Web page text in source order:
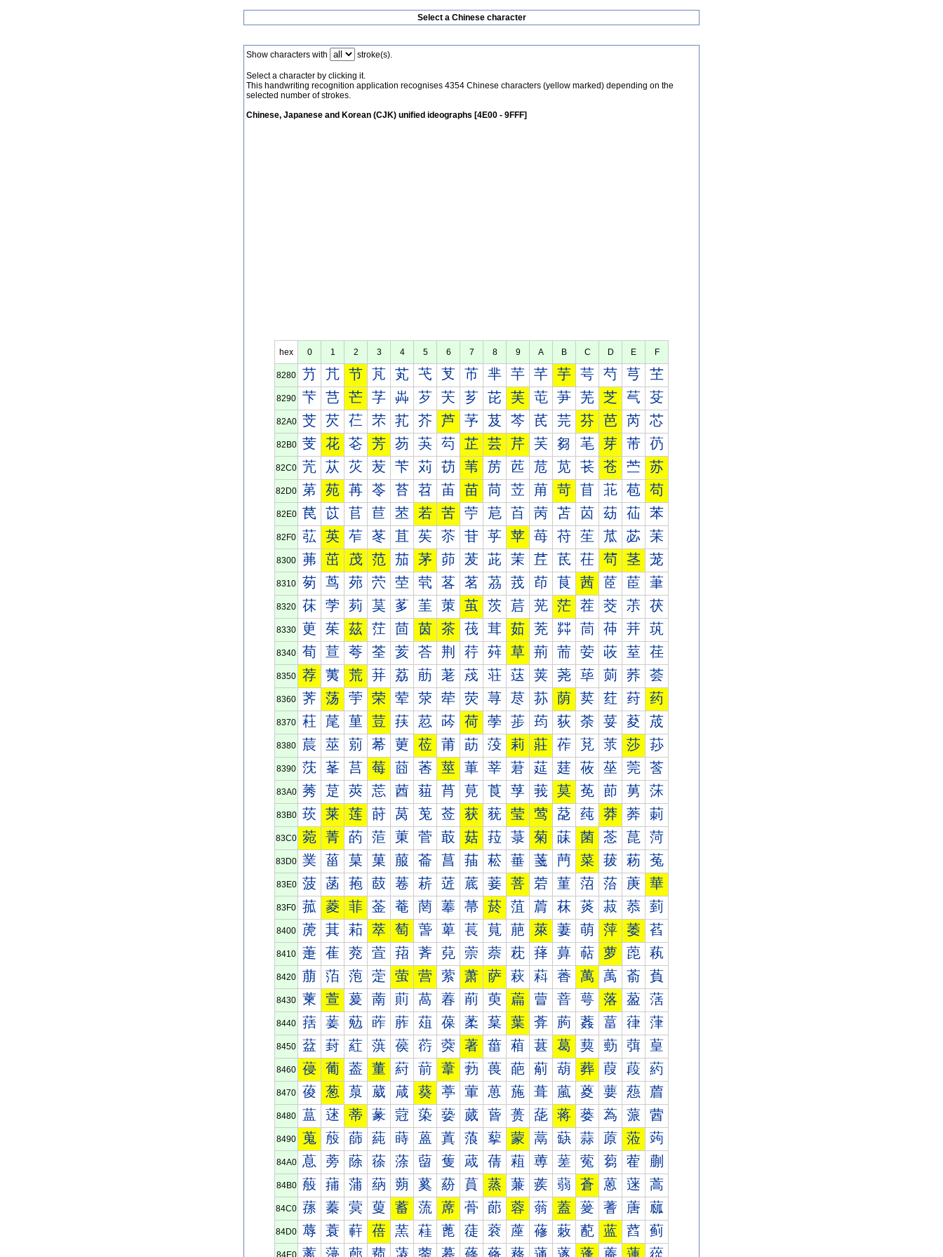
Select a Chinese character
Show characters with stroke(s).
Select a character by clicking it.
This handwriting recognition application recognises 4354 Chinese characters (yellow marked) depending on the
selected number of strokes.
Chinese, Japanese and Korean (CJK) unified ideographs [4E00 - 9FFF]
hex 0 1 2 3 4 5 6 7 8 9 A B C D E F
8280 芀 芁 节 芃 芄 芅 芆 芇 芈 芉 芊 芋 芌 芍 芎 芏
8290 芐 芑 芒 芓 芔 芕 芖 芗 芘 芙 芚 芛 芜 芝 芞 芟
82A0 芠 芡 芢 芣 芤 芥 芦 芧 芨 芩 芪 芫 芬 芭 芮 芯
82B0 芰 花 芲 芳 芴 芵 芶 芷 芸 芹 芺 芻 芼 芽 芾 芿
82C0 苀 苁 苂 苃 苄 苅 苆 苇 苈 苉 苊 苋 苌 苍 苎 苏
82D0 苐 苑 苒 苓 苔 苕 苖 苗 苘 苙 苚 苛 苜 苝 苞 苟
82E0 苠 苡 苢 苣 苤 若 苦 苧 苨 苩 苪 苫 苬 苭 苮 苯
82F0 苰 英 苲 苳 苴 苵 苶 苷 苸 苹 苺 苻 苼 苽 苾 苿
8300 茀 茁 茂 范 茄 茅 茆 茇 茈 茉 茊 茋 茌 茍 茎 茏
8310 茐 茑 茒 茓 茔 茕 茖 茗 茘 茙 茚 茛 茜 茝 茞 茟
8320 茠 茡 茢 茣 茤 茥 茦 茧 茨 茩 茪 茫 茬 茭 茮 茯
8330 茰 茱 茲 茳 茴 茵 茶 茷 茸 茹 茺 茻 茼 茽 茾 茿
8340 荀 荁 荂 荃 荄 荅 荆 荇 荈 草 荊 荋 荌 荍 荎 荏
8350 荐 荑 荒 荓 荔 荕 荖 荗 荘 荙 荚 荛 荜 荝 荞 荟
8360 荠 荡 荢 荣 荤 荥 荦 荧 荨 荩 荪 荫 荬 荭 荮 药
8370 荰 荱 荲 荳 荴 荵 荶 荷 荸 荹 荺 荻 荼 荽 荾 荿
8380 莀 莁 莂 莃 莄 莅 莆 莇 莈 莉 莊 莋 莌 莍 莎 莏
8390 莐 莑 莒 莓 莔 莕 莖 莗 莘 莙 莚 莛 莜 莝 莞 莟
83A0 莠 莡 莢 莣 莤 莥 莦 莧 莨 莩 莪 莫 莬 莭 莮 莯
83B0 莰 莱 莲 莳 莴 莵 莶 获 莸 莹 莺 莻 莼 莽 莾 莿
83C0 菀 菁 菂 菃 菄 菅 菆 菇 菈 菉 菊 菋 菌 菍 菎 菏
83D0 菐 菑 菒 菓 菔 菕 菖 菗 菘 菙 菚 菛 菜 菝 菞 菟
83E0 菠 菡 菢 菣 菤 菥 菦 菧 菨 菩 菪 菫 菬 菭 菮 華
83F0 菰 菱 菲 菳 菴 菵 菶 菷 菸 菹 菺 菻 菼 菽 菾 菿
8400 萀 萁 萂 萃 萄 萅 萆 萇 萈 萉 萊 萋 萌 萍 萎 萏
8410 萐 萑 萒 萓 萔 萕 萖 萗 萘 萙 萚 萛 萜 萝 萞 萟
8420 萠 萡 萢 萣 萤 营 萦 萧 萨 萩 萪 萫 萬 萭 萮 萯
8430 萰 萱 萲 萳 萴 萵 萶 萷 萸 萹 萺 萻 萼 落 萾 萿
8440 葀 葁 葂 葃 葄 葅 葆 葇 葈 葉 葊 葋 葌 葍 葎 葏
8450 葐 葑 葒 葓 葔 葕 葖 著 葘 葙 葚 葛 葜 葝 葞 葟
8460 葠 葡 葢 董 葤 葥 葦 葧 葨 葩 葪 葫 葬 葭 葮 葯
8470 葰 葱 葲 葳 葴 葵 葶 葷 葸 葹 葺 葻 葼 葽 葾 葿
8480 蒀 蒁 蒂 蒃 蒄 蒅 蒆 蒇 蒈 蒉 蒊 蒋 蒌 蒍 蒎 蒏
8490 蒐 蒑 蒒 蒓 蒔 蒕 蒖 蒗 蒘 蒙 蒚 蒛 蒜 蒝 蒞 蒟
84A0 蒠 蒡 蒢 蒣 蒤 蒥 蒦 蒧 蒨 蒩 蒪 蒫 蒬 蒭 蒮 蒯
84B0 蒰 蒱 蒲 蒳 蒴 蒵 蒶 蒷 蒸 蒹 蒺 蒻 蒼 蒽 蒾 蒿
84C0 蓀 蓁 蓂 蓃 蓄 蓅 蓆 蓇 蓈 蓉 蓊 蓋 蓌 蓍 蓎 蓏
84D0 蓐 蓑 蓒 蓓 蓔 蓕 蓖 蓗 蓘 蓙 蓚 蓛 蓜 蓝 蓞 蓟
84E0 蓠 蓡 蓢 蓣 蓤 蓥 蓦 蓧 蓨 蓩 蓪 蓫 蓬 蓭 蓮 蓯